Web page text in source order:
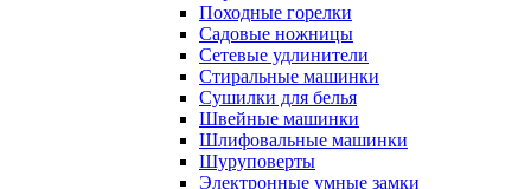
Походные горелки
Садовые ножницы
Сетевые удлинители
Стиральные машинки
Сушилки для белья
Швейные машинки
Шлифовальные машинки
Шуруповерты
Электронные умные замки